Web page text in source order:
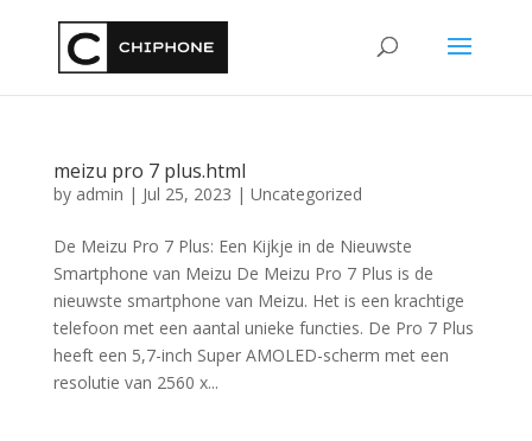
meizu pro 7 plus.html
by admin | Jul 25, 2023 | Uncategorized
De Meizu Pro 7 Plus: Een Kijkje in de Nieuwste
Smartphone van Meizu De Meizu Pro 7 Plus is de
nieuwste smartphone van Meizu. Het is een krachtige
telefoon met een aantal unieke functies. De Pro 7 Plus
heeft een 5,7-inch Super AMOLED-scherm met een
resolutie van 2560 x...